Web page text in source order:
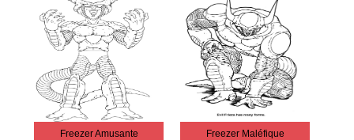
Freezer Amusante Freezer Maléfique